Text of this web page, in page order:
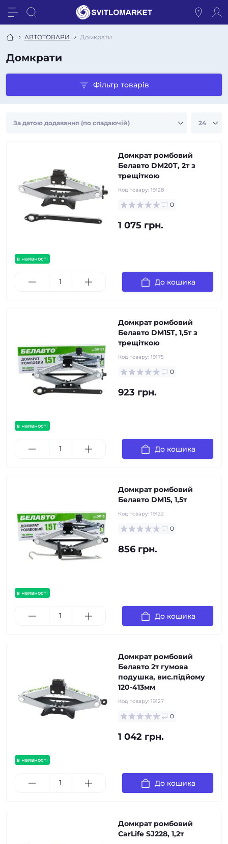
АВТОТОВАРИ Домкрати
Домкрати
Фільтр товарів
в наявності
Домкрат ромбовий
Белавто DM20T, 2т з
трещіткою
Код товару: 19128
0
1 075 грн.
До кошика
в наявності
Домкрат ромбовий
Белавто DM15T, 1,5т з
трещіткою
Код товару: 19175
0
923 грн.
До кошика
в наявності
Домкрат ромбовий
Белавто DM15, 1,5т
Код товару: 19122
0
856 грн.
До кошика
в наявності
Домкрат ромбовий
Белавто 2т гумова
подушка, вис.підйому
120-413мм
Код товару: 19127
0
1 042 грн.
До кошика
Домкрат ромбовий
CarLife SJ228, 1,2т